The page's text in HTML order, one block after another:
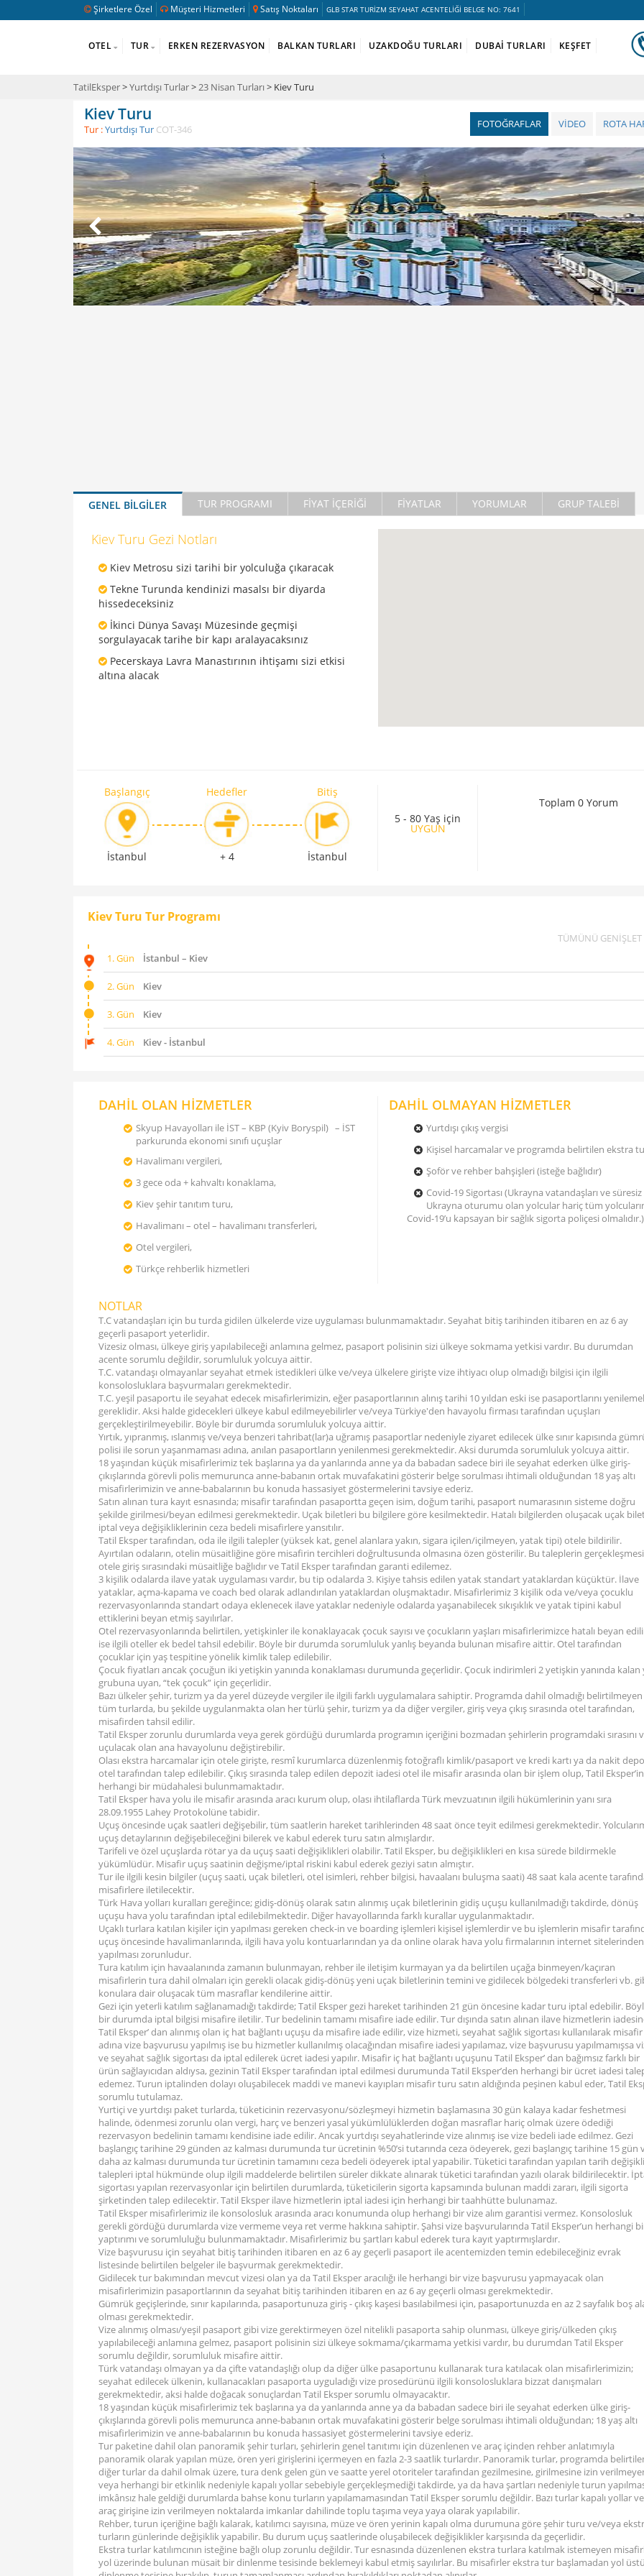
Şirketlere Özel Müşteri Hizmetleri Satış Noktaları GLB STAR TURİZM SEYAHAT ACENTELİĞİ BELGE NO: 7641
OTEL TUR ERKEN REZERVASYON BALKAN TURLARI UZAKDOĞU TURLARI DUBAİ TURLARI KEŞFET
TatilEksper>Yurtdışı Turlar>23 Nisan Turları> Kiev Turu
Kiev Turu
Tur :Yurtdışı Tur COT-346 ROTA
VİDEO
FOTOĞRAFLAR
GENEL BİLGİLER TUR PROGRAMI FİYAT İÇERİĞİ FİYATLAR YORUMLAR GRUP TALEBİ
Kiev Turu Gezi Notları
Kiev Metrosu sizi tarihi bir yolculuğa çıkaracak
Tekne Turunda kendinizi masalsı bir diyarda
hissedeceksiniz
İkinci Dünya Savaşı Müzesinde geçmişi
sorgulayacak tarihe bir kapı aralayacaksınız
Pecerskaya Lavra Manastırının ihtişamı sizi etkisi
altına alacak
Başlangıç
İstanbul
Hedefler
+ 4
Bitiş
İstanbul
5 - 80 Yaş için
UYGUN
Toplam 0 Yorum
Kiev Turu Tur Programı
TÜMÜNÜ GENİŞLET
1. Gün
İstanbul – Kiev
2. Gün Kiev
3. Gün Kiev
4. Gün Kiev - İstanbul
DAHİL OLAN HİZMETLER
Skyup Havayolları ile İST – KBP (Kyiv Boryspil) – İST
parkurunda ekonomi sınıfı uçuşlar
Havalimanı vergileri,
3 gece oda + kahvaltı konaklama,
Kiev şehir tanıtım turu,
Havalimanı – otel – havalimanı transferleri,
Otel vergileri,
Türkçe rehberlik hizmetleri
DAHİL OLMAYAN HİZMETLER
Yurtdışı çıkış vergisi
Kişisel harcamalar ve programda belirtilen ekstra
Şoför ve rehber bahşişleri (isteğe bağlıdır)
Covid-19 Sigortası (Ukrayna vatandaşları ve süresiz
Ukrayna oturumu olan yolcular hariç tüm
Covid-19’u kapsayan bir sağlık sigorta poliçesi olmalıdır.)
NOTLAR
T.C vatandaşları için bu turda gidilen ülkelerde vize uygulaması bulunmamaktadır. Seyahat bitiş tarihinden itibaren en az 6 ay
geçerli pasaport yeterlidir.
Vizesiz olması, ülkeye giriş yapılabileceği anlamına gelmez, pasaport polisinin sizi ülkeye sokmama yetkisi vardır. Bu durumdan
acente sorumlu değildir, sorumluluk yolcuya aittir.
T.C. vatandaşı olmayanlar seyahat etmek istedikleri ülke ve/veya ülkelere girişte vize ihtiyacı olup olmadığı bilgisi için ilgili
konsolosluklara başvurmaları gerekmektedir.
T.C. yeşil pasaportu ile seyahat edecek misafirlerimizin, eğer pasaportlarının alınış tarihi 10 yıldan eski ise pasaportlarını
gereklidir. Aksi halde gidecekleri ülkeye kabul edilmeyebilirler ve/veya Türkiye'den havayolu firması tarafından uçuşları
gerçekleştirilmeyebilir. Böyle bir durumda sorumluluk yolcuya aittir.
Yırtık, yıpranmış, ıslanmış ve/veya benzeri tahribat(lar)a uğramış pasaportlar nedeniyle ziyaret edilecek ülke sınır kapısında
polisi ile sorun yaşanmaması adına, anılan pasaportların yenilenmesi gerekmektedir. Aksi durumda sorumluluk yolcuya aittir.
18 yaşından küçük misafirlerimiz tek başlarına ya da yanlarında anne ya da babadan sadece biri ile seyahat ederken ülke giriş-
çıkışlarında görevli polis memurunca anne-babanın ortak muvafakatini gösterir belge sorulması ihtimali olduğundan 18 yaş altı
misafirlerimizin ve anne-babalarının bu konuda hassasiyet göstermelerini tavsiye ederiz.
Satın alınan tura kayıt esnasında; misafir tarafından pasaportta geçen isim, doğum tarihi, pasaport numarasının sisteme doğru
şekilde girilmesi/beyan edilmesi gerekmektedir. Uçak biletleri bu bilgilere göre kesilmektedir. Hatalı bilgilerden oluşacak uçak
iptal veya değişikliklerinin ceza bedeli misafirlere yansıtılır.
Tatil Eksper tarafından, oda ile ilgili talepler (yüksek kat, genel alanlara yakın, sigara içilen/içilmeyen, yatak tipi) otele bildirilir.
Ayırtılan odaların, otelin müsaitliğine göre misafirin tercihleri doğrultusunda olmasına özen gösterilir. Bu taleplerin gerçekleşmesi
otele giriş sırasındaki müsaitliğe bağlıdır ve Tatil Eksper tarafından garanti edilemez.
3 kişilik odalarda ilave yatak uygulaması vardır, bu tip odalarda 3. Kişiye tahsis edilen yatak standart yataklardan küçüktür. İlave
yataklar, açma-kapama ve coach bed olarak adlandırılan yataklardan oluşmaktadır. Misafirlerimiz 3 kişilik oda ve/veya çocuklu
rezervasyonlarında standart odaya eklenecek ilave yataklar nedeniyle odalarda yaşanabilecek sıkışıklık ve yatak tipini kabul
ettiklerini beyan etmiş sayılırlar.
Otel rezervasyonlarında belirtilen, yetişkinler ile konaklayacak çocuk sayısı ve çocukların yaşları misafirlerimizce hatalı beyan
ise ilgili oteller ek bedel tahsil edebilir. Böyle bir durumda sorumluluk yanlış beyanda bulunan misafire aittir. Otel tarafından
çocuklar için yaş tespitine yönelik kimlik talep edilebilir.
Çocuk fiyatları ancak çocuğun iki yetişkin yanında konaklaması durumunda geçerlidir. Çocuk indirimleri 2 yetişkin yanında kalan
grubuna uyan, “tek çocuk” için geçerlidir.
Bazı ülkeler şehir, turizm ya da yerel düzeyde vergiler ile ilgili farklı uygulamalara sahiptir. Programda dahil olmadığı belirtilmeyen
tüm turlarda, bu şekilde uygulanmakta olan her türlü şehir, turizm ya da diğer vergiler, giriş veya çıkış sırasında otel tarafından,
misafirden tahsil edilir.
Tatil Eksper zorunlu durumlarda veya gerek gördüğü durumlarda programın içeriğini bozmadan şehirlerin programdaki sırasını
uçulacak olan ana havayolunu değiştirebilir.
Olası ekstra harcamalar için otele girişte, resmî kurumlarca düzenlenmiş fotoğraflı kimlik/pasaport ve kredi kartı ya da nakit
otel tarafından talep edilebilir. Çıkış sırasında talep edilen depozit iadesi otel ile misafir arasında olan bir işlem olup, Tatil Eksper’in
herhangi bir müdahalesi bulunmamaktadır.
Tatil Eksper hava yolu ile misafir arasında aracı kurum olup, olası ihtilaflarda Türk mevzuatının ilgili hükümlerinin yanı sıra
28.09.1955 Lahey Protokolüne tabidir.
Uçuş öncesinde uçak saatleri değişebilir, tüm saatlerin hareket tarihlerinden 48 saat önce teyit edilmesi gerekmektedir.
uçuş detaylarının değişebileceğini bilerek ve kabul ederek turu satın almışlardır.
Tarifeli ve özel uçuşlarda rötar ya da uçuş saati değişiklikleri olabilir. Tatil Eksper, bu değişiklikleri en kısa sürede bildirmekle
yükümlüdür. Misafir uçuş saatinin değişme/iptal riskini kabul ederek geziyi satın almıştır.
Tur ile ilgili kesin bilgiler (uçuş saati, uçak biletleri, otel isimleri, rehber bilgisi, havaalanı buluşma saati) 48 saat kala acente
misafirlere iletilecektir.
Türk Hava yolları kuralları gereğince; gidiş-dönüş olarak satın alınmış uçak biletlerinin gidiş uçuşu kullanılmadığı takdirde, dönüş
uçuşu hava yolu tarafından iptal edilebilmektedir. Diğer havayollarında farklı kurallar uygulanmaktadır.
Uçaklı turlara katılan kişiler için yapılması gereken check-in ve boarding işlemleri kişisel işlemlerdir ve bu işlemlerin misafir
uçuş öncesinde havalimanlarında, ilgili hava yolu kontuarlarından ya da online olarak hava yolu firmalarının internet sitelerinden
yapılması zorunludur.
Tura katılım için havaalanında zamanın bulunmayan, rehber ile iletişim kurmayan ya da belirtilen uçağa binmeyen/kaçıran
misafirlerin tura dahil olmaları için gerekli olacak gidiş-dönüş yeni uçak biletlerinin temini ve gidilecek bölgedeki transferleri vb.
konulara dair oluşacak tüm masraflar kendilerine aittir.
Gezi için yeterli katılım sağlanamadığı takdirde; Tatil Eksper gezi hareket tarihinden 21 gün öncesine kadar turu iptal edebilir.
bir durumda iptal bilgisi misafire iletilir. Tur bedelinin tamamı misafire iade edilir. Tur dışında satın alınan ilave hizmetlerin
Tatil Eksper’ dan alınmış olan iç hat bağlantı uçuşu da misafire iade edilir, vize hizmeti, seyahat sağlık sigortası kullanılarak misafir
adına vize başvurusu yapılmış ise bu hizmetler kullanılmış olacağından misafire iadesi yapılamaz, vize başvurusu yapılmamışsa
ve seyahat sağlık sigortası da iptal edilerek ücret iadesi yapılır. Misafir iç hat bağlantı uçuşunu Tatil Eksper’ dan bağımsız farklı bir
ürün sağlayıcıdan aldıysa, gezinin Tatil Eksper tarafından iptal edilmesi durumunda Tatil Eksper’den herhangi bir ücret iadesi
edemez. Turun iptalinden dolayı oluşabilecek maddi ve manevi kayıpları misafir turu satın aldığında peşinen kabul eder, Tatil
sorumlu tutulamaz.
Yurtiçi ve yurtdışı paket turlarda, tüketicinin rezervasyonu/sözleşmeyi hizmetin başlamasına 30 gün kalaya kadar feshetmesi
halinde, ödenmesi zorunlu olan vergi, harç ve benzeri yasal yükümlülüklerden doğan masraflar hariç olmak üzere ödediği
rezervasyon bedelinin tamamı kendisine iade edilir. Ancak yurtdışı seyahatlerinde vize alınmış ise vize bedeli iade edilmez. Gezi
başlangıç tarihine 29 günden az kalması durumunda tur ücretinin %50’si tutarında ceza ödeyerek, gezi başlangıç tarihine 15 gün
daha az kalması durumunda tur ücretinin tamamını ceza bedeli ödeyerek iptal yapabilir. Tüketici tarafından yapılan tarih
talepleri iptal hükmünde olup ilgili maddelerde belirtilen süreler dikkate alınarak tüketici tarafından yazılı olarak bildirilecektir.
sigortası yapılan rezervasyonlar için belirtilen durumlarda, tüketicilerin sigorta kapsamında bulunan maddi zararı, ilgili sigorta
şirketinden talep edilecektir. Tatil Eksper ilave hizmetlerin iptal iadesi için herhangi bir taahhütte bulunamaz.
Tatil Eksper misafirlerimiz ile konsolosluk arasında aracı konumunda olup herhangi bir vize alım garantisi vermez. Konsolosluk
gerekli gördüğü durumlarda vize vermeme veya ret verme hakkına sahiptir. Şahsi vize başvurularında Tatil Eksper’un herhangi
yaptırımı ve sorumluluğu bulunmamaktadır. Misafirlerimiz bu şartları kabul ederek tura kayıt yaptırmışlardır.
Vize başvurusu için seyahat bitiş tarihinden itibaren en az 6 ay geçerli pasaport ile acentemizden temin edebileceğiniz evrak
listesinde belirtilen belgeler ile başvurmak gerekmektedir.
Gidilecek tur bakımından mevcut vizesi olan ya da Tatil Eksper aracılığı ile herhangi bir vize başvurusu yapmayacak olan
misafirlerimizin pasaportlarının da seyahat bitiş tarihinden itibaren en az 6 ay geçerli olması gerekmektedir.
Gümrük geçişlerinde, sınır kapılarında, pasaportunuza giriş - çıkış kaşesi basılabilmesi için, pasaportunuzda en az 2 sayfalık boş
olması gerekmektedir.
Vize alınmış olması/yeşil pasaport gibi vize gerektirmeyen özel nitelikli pasaporta sahip olunması, ülkeye giriş/ülkeden çıkış
yapılabileceği anlamına gelmez, pasaport polisinin sizi ülkeye sokmama/çıkarmama yetkisi vardır, bu durumdan Tatil Eksper
sorumlu değildir, sorumluluk misafire aittir.
Türk vatandaşı olmayan ya da çifte vatandaşlığı olup da diğer ülke pasaportunu kullanarak tura katılacak olan misafirlerimizin;
seyahat edilecek ülkenin, kullanacakları pasaporta uyguladığı vize prosedürünü ilgili konsolosluklara bizzat danışmaları
gerekmektedir, aksi halde doğacak sonuçlardan Tatil Eksper sorumlu olmayacaktır.
18 yaşından küçük misafirlerimiz tek başlarına ya da yanlarında anne ya da babadan sadece biri ile seyahat ederken ülke giriş-
çıkışlarında görevli polis memurunca anne-babanın ortak muvafakatini gösterir belge sorulması ihtimali olduğundan; 18 yaş altı
misafirlerimizin ve anne-babalarının bu konuda hassasiyet göstermelerini tavsiye ederiz.
Tur paketine dahil olan panoramik şehir turları, şehirlerin genel tanıtımı için düzenlenen ve araç içinden rehber anlatımıyla
panoramik olarak yapılan müze, ören yeri girişlerini içermeyen en fazla 2-3 saatlik turlardır. Panoramik turlar, programda
diğer turlar da dahil olmak üzere, tura denk gelen gün ve saatte yerel otoriteler tarafından gezilmesine, girilmesine izin
veya herhangi bir etkinlik nedeniyle kapalı yollar sebebiyle gerçekleşmediği takdirde, ya da hava şartları nedeniyle turun
imkânsız hale geldiği durumlarda bahse konu turların yapılamamasından Tatil Eksper sorumlu değildir. Bazı turlar kapalı yollar
araç girişine izin verilmeyen noktalarda imkanlar dahilinde toplu taşıma veya yaya olarak yapılabilir.
Rehber, turun içeriğine bağlı kalarak, katılımcı sayısına, müze ve ören yerinin kapalı olma durumuna göre şehir turu ve/veya
turların günlerinde değişiklik yapabilir. Bu durum uçuş saatlerinde oluşabilecek değişiklikler karşısında da geçerlidir.
Ekstra turlar katılımcının isteğine bağlı olup zorunlu değildir. Tur esnasında düzenlenen ekstra turlara katılmak istemeyen
yol üzerinde bulunan müsait bir dinlenme tesisinde beklemeyi kabul etmiş sayılırlar. Bu misafirler ekstra tur başlamadan yol üstü